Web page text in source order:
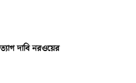
দাবি নরওয়ের